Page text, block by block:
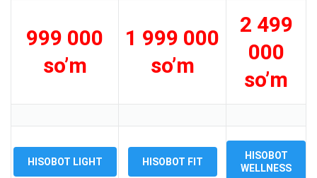
999 000
so’m
1 999 000
so’m
2 499
000
so’m
HISOBOT LIGHT HISOBOT FIT
HISOBOT
WELLNESS